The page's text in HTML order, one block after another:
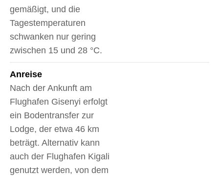
gemäßigt, und die
Tagestemperaturen
schwanken nur gering
zwischen 15 und 28 °C.
Anreise
Nach der Ankunft am
Flughafen Gisenyi erfolgt
ein Bodentransfer zur
Lodge, der etwa 46 km
beträgt. Alternativ kann
auch der Flughafen Kigali
genutzt werden, von dem